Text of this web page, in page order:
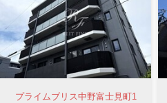
プライムブリス中野富士見町1